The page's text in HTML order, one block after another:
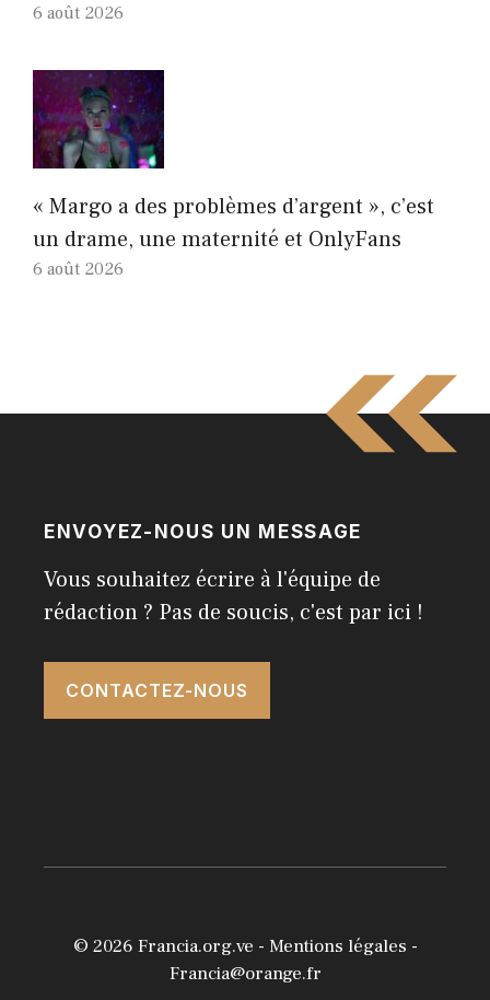
6 août 2026
« Margo a des problèmes d’argent », c’est
un drame, une maternité et OnlyFans
6 août 2026
ENVOYEZ-NOUS UN MESSAGE
Vous souhaitez écrire à l'équipe de
rédaction ? Pas de soucis, c'est par ici !
CONTACTEZ-NOUS
© 2026 Francia.org.ve - Mentions légales -
Francia@orange.fr